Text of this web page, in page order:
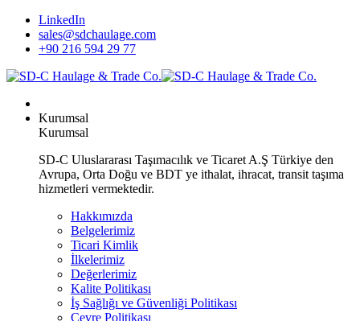
LinkedIn
sales@sdchaulage.com
+90 216 594 29 77
Kurumsal
Kurumsal
SD-C Uluslararası Taşımacılık ve Ticaret A.Ş Türkiye den
Avrupa, Orta Doğu ve BDT ye ithalat, ihracat, transit taşıma
hizmetleri vermektedir.
Hakkımızda
Belgelerimiz
Ticari Kimlik
İlkelerimiz
Değerlerimiz
Kalite Politikası
İş Sağlığı ve Güvenliği Politikası
Çevre Politikası